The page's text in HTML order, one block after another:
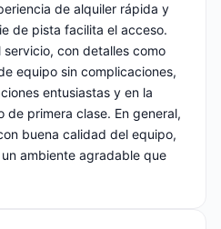
de alquiler rápida y
de pista facilita el acceso.
con detalles como
equipo sin complicaciones,
entusiastas y en la
de primera clase. En general,
buena calidad del equipo,
ambiente agradable que